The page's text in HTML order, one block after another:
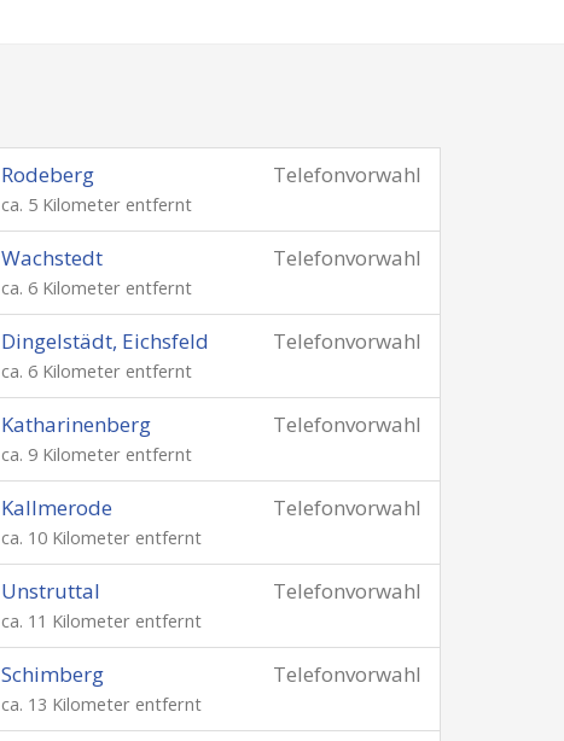
Telefonvorwahl
Rodeberg
ca. 5 Kilometer entfernt
Telefonvorwahl
Wachstedt
ca. 6 Kilometer entfernt
Telefonvorwahl
Dingelstädt, Eichsfeld
ca. 6 Kilometer entfernt
Telefonvorwahl
Katharinenberg
ca. 9 Kilometer entfernt
Telefonvorwahl
Kallmerode
ca. 10 Kilometer entfernt
Telefonvorwahl
Unstruttal
ca. 11 Kilometer entfernt
Telefonvorwahl
Schimberg
ca. 13 Kilometer entfernt